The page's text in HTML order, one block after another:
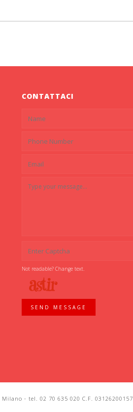
CONTATTACI
Not readable? Change text.
SEND MESSAGE
Milano - tel. 02 70 635 020 C.F. 03126200157